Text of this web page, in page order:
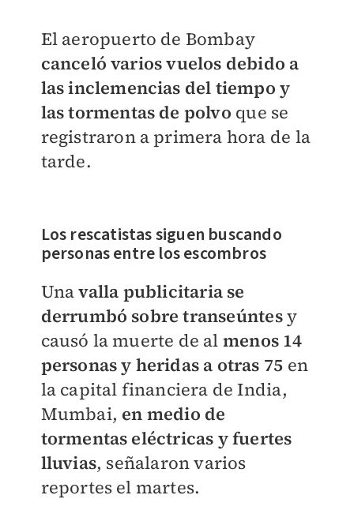
El aeropuerto de Bombay
canceló varios vuelos debido a
las inclemencias del tiempo y
las tormentas de polvo que se
registraron a primera hora de la
tarde.
Losrescatistas siguen buscando
personas entre los escombros
Unavalla publicitaria se
derrumbó sobre transeúntesy
causó la muerte de al menos 14
personas y heridas a otras 75 en
la capital financiera de India,
Mumbai, en medio de
tormentas eléctricas y fuertes
lluvias, señalaron varios
reportes el martes.